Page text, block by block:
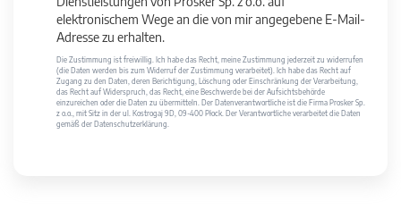
elektronischem Wege an die von mir angegebene E-Mail-
Adresse zu erhalten.
Die Zustimmung ist freiwillig. Ich habe das Recht, meine Zustimmung jederzeit zu widerrufen
(die Daten werden bis zum Widerruf der Zustimmung verarbeitet). Ich habe das Recht auf
Zugang zu den Daten, deren Berichtigung, Löschung oder Einschränkung der Verarbeitung,
das Recht auf Widerspruch, das Recht, eine Beschwerde bei der Aufsichtsbehörde
einzureichen oder die Daten zu übermitteln. Der Datenverantwortliche ist die Firma Prosker Sp.
z o.o., mit Sitz in der ul. Kostrogaj 9D, 09-400 Płock. Der Verantwortliche verarbeitet die Daten
gemäß der Datenschutzerklärung.